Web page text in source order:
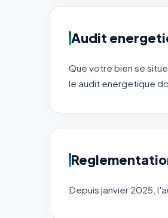
Audit
Que votre bien se situe
le audit energetique
Depuis janvier 2025,